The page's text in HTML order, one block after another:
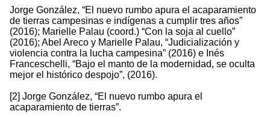
Jorge González, “El nuevo rumbo apura el acaparamiento
de tierras campesinas e indígenas a cumplir tres años”
(2016); Marielle Palau (coord.) “Con la soja al cuello”
(2016); Abel Areco y Marielle Palau, “Judicialización y
violencia contra la lucha campesina” (2016) e Inés
Franceschelli, “Bajo el manto de la modernidad, se oculta
mejor el histórico despojo”, (2016).
[2] Jorge González, “El nuevo rumbo apura el
acaparamiento de tierras”.